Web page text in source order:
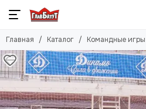
Главная Каталог Командные игры